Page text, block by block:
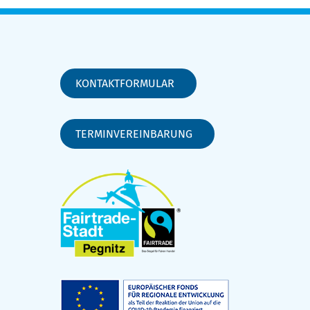
KONTAKTFORMULAR
TERMINVEREINBARUNG